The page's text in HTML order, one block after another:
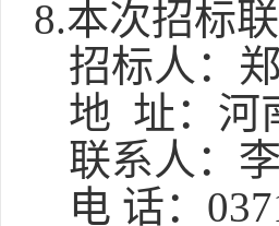
8.本次招标
招标人：
地 址：河
联系人：
电 话：